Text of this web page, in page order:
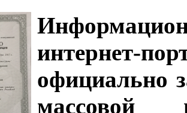
интернет-
официально